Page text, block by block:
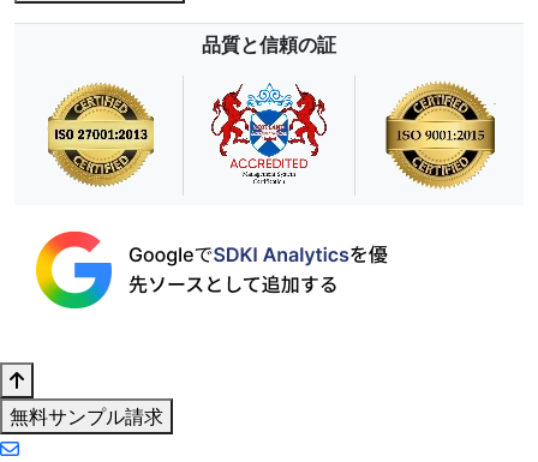
品質と信頼の証
無料サンプル請求